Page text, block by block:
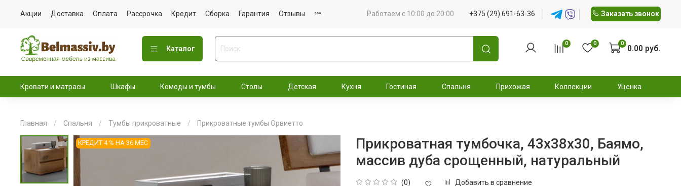
Акции Доставка Оплата Рассрочка Кредит Сборка Гарантия Отзывы Работаем с 10:00 до 20:00 +375 (29) 691-63-36 Заказать звонок
Каталог
0 0 0 0.00 руб.
Кровати и матрасы Шкафы Комоды и тумбы Столы Детская Кухня Гостиная Спальня Прихожая Коллекции Уценка
Главная Спальня Тумбы прикроватные Прикроватные тумбы Орвиетто
КРЕДИТ 4 % НА 36 МЕС
Прикроватная тумбочка, 43х38х30, Баямо,
массив дуба срощенный, натуральный
(0) Добавить в сравнение